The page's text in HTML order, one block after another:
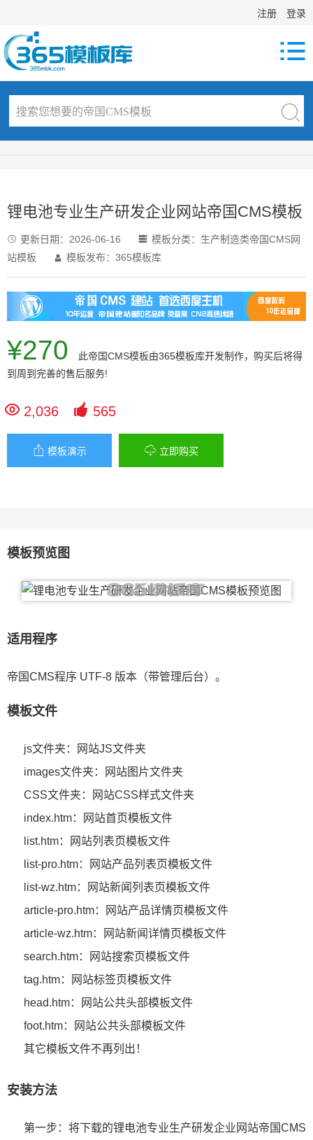
注册 登录

锂电池专业生产研发企业网站帝国CMS模板
 更新日期： 2026-06-16  模板分类： 生产制造类帝国CMS网
站模板
 模板发布：365模板库
¥270 此帝国CMS模板由365模板库开发制作，购买后将得
到周到完善的售后服务!
 2,036  565
 模板演示  立即购买
模板预览图
适用程序
帝国CMS程序 UTF-8 版本（带管理后台）。
模板文件
js文件夹：网站JS文件夹
images文件夹：网站图片文件夹
CSS文件夹：网站CSS样式文件夹
index.htm：网站首页模板文件
list.htm：网站列表页模板文件
list-pro.htm：网站产品列表页模板文件
list-wz.htm：网站新闻列表页模板文件
article-pro.htm：网站产品详情页模板文件
article-wz.htm：网站新闻详情页模板文件
search.htm：网站搜索页模板文件
tag.htm：网站标签页模板文件
head.htm：网站公共头部模板文件
foot.htm：网站公共头部模板文件
其它模板文件不再列出！
安装方法
第一步：将下载的锂电池专业生产研发企业网站帝国CMS